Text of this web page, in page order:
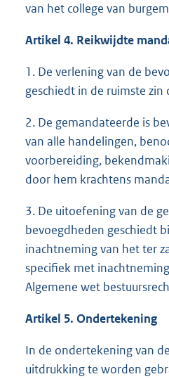
van het college van
Artikel 4. Reikwijdte
1. De verlening van de
geschiedt in de ruimste zin
2. De gemandateerde is
van alle handelingen,
voorbereiding,
door hem krachtens
3. De uitoefening van de
bevoegdheden geschiedt
inachtneming van het ter
specifiek met
Algemene wet
Artikel 5. Ondertekening
In de ondertekening van
uitdrukking te worden